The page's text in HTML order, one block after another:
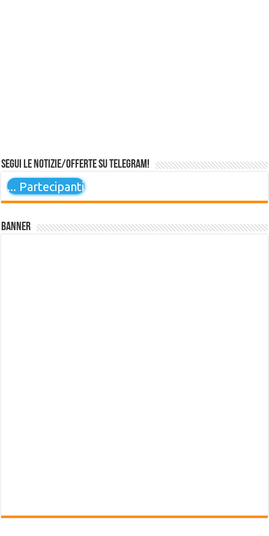
Segui le notizie/offerte su Telegram!
... Partecipanti
Banner